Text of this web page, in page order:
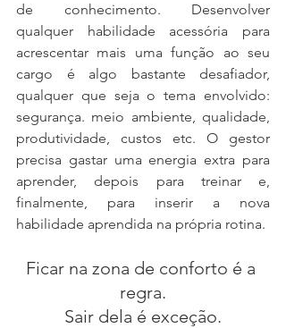
de conhecimento. Desenvolver
qualquer habilidade acessória para
acrescentar mais uma função ao seu
cargo é algo bastante desafiador,
qualquer que seja o tema envolvido:
segurança. meio ambiente, qualidade,
produtividade, custos etc. O gestor
precisa gastar uma energia extra para
aprender, depois para treinar e,
finalmente, para inserir a nova
habilidade aprendida na própria rotina.
Ficar na zona de conforto é a
regra.
Sair dela é exceção.